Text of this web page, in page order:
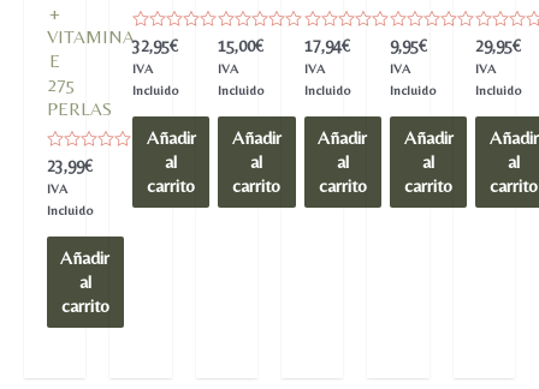
+
VITAMINA
E
275
PERLAS
Valorado
en
0
de
23,99€
IVA
Incluido
Añadir
al
carrito
Valorado
en
0
de
32,95€
IVA
Incluido
Añadir
al
carrito
Valorado
en
0
de
15,00€
IVA
Incluido
Añadir
al
carrito
Valorado
en
0
de
17,94€
IVA
Incluido
Añadir
al
carrito
Valorado
en
0
de
9,95€
IVA
Incluido
Añadir
al
carrito
Valorado
en
0
de
29,95€
IVA
Incluido
Añadir
al
carrito